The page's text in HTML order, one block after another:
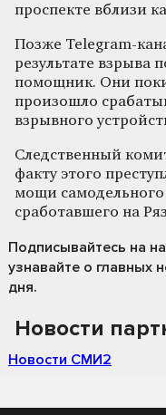
проспекте вблизи
Позже Telegram-
результате взрыва
помощник. Они
произошло
взрывного
Следственный
факту этого
мощи самодельного
сработавшего на
Подписывайтесь на
узнавайте о главных
дня.
Новости
Новости СМИ2